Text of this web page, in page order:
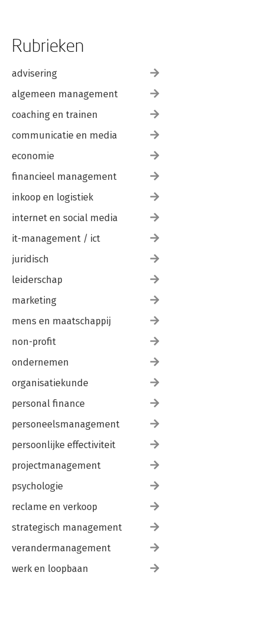
Rubrieken
advisering
algemeen management
coaching en trainen
communicatie en media
economie
financieel management
inkoop en logistiek
internet en social media
it-management / ict
juridisch
leiderschap
marketing
mens en maatschappij
non-profit
ondernemen
organisatiekunde
personal finance
personeelsmanagement
persoonlijke effectiviteit
projectmanagement
psychologie
reclame en verkoop
strategisch management
verandermanagement
werk en loopbaan